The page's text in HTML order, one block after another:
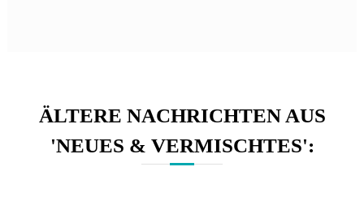
ÄLTERE NACHRICHTEN AUS
'NEUES & VERMISCHTES':